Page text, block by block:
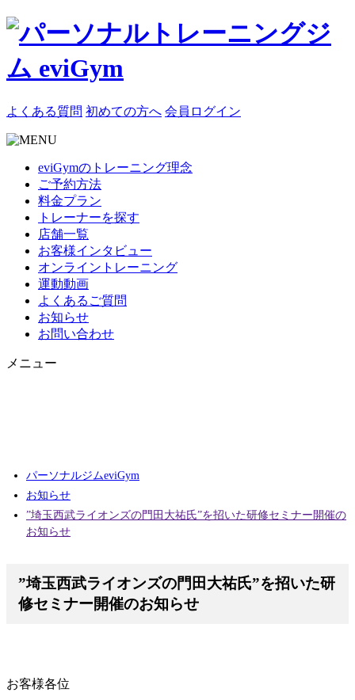
よくある質問 初めての方へ 会員ログイン
eviGymのトレーニング理念
ご予約方法
料金プラン
トレーナーを探す
店舗一覧
お客様インタビュー
オンライントレーニング
運動動画
よくあるご質問
お知らせ
お問い合わせ
メニュー
パーソナルジムeviGym
お知らせ
”埼玉西武ライオンズの門田大祐氏”を招いた研修セミナー開催の
お知らせ
”埼玉西武ライオンズの門田大祐氏”を招いた研
修セミナー開催のお知らせ
お客様各位